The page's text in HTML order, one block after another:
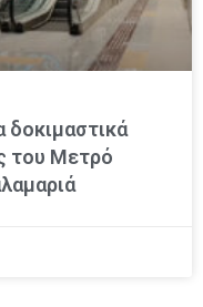
δοκιμαστικά
του Μετρό